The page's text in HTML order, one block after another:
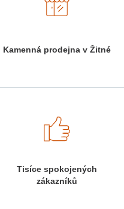
Kamenná prodejna v Žitné
Tisíce spokojených
zákazníků